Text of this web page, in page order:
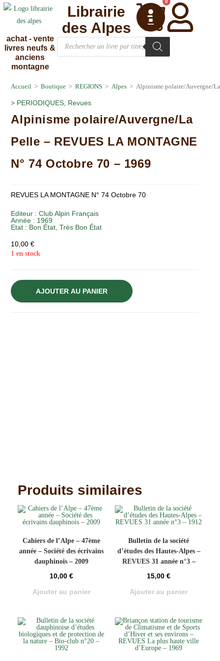
achat - vente
livres neufs &
anciens
montagne
0
Librairie
des Alpes
Accueil > Boutique > REGIONS > Alpes > Alpinisme polaire/Auvergne/
> PERIODIQUES, Revues
Alpinisme polaire/Auvergne/La
Pelle – REVUES LA MONTAGNE
N° 74 Octobre 70 – 1969
REVUES LA MONTAGNE N° 74 Octobre 70
Editeur :Club Alpin Français
Année : 1969
Etat : Bon État,Très Bon État
10,00€
1 en stock
AJOUTER AU PANIER
Produits similaires
Cahiers de l’Alpe – 47ème
année – Société des écrivains
dauphinois – 2009
10,00 €
Ajouter au panier
Bulletin de la société
d’études des Hautes-Alpes –
REVUES 31 année n°3 –
15,00€
Ajouter au panier